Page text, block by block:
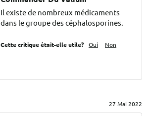
Il existe de nombreux médicaments
dans le groupe des céphalosporines.
Cette critique était-elle utile? Oui Non
27 Mai 2022